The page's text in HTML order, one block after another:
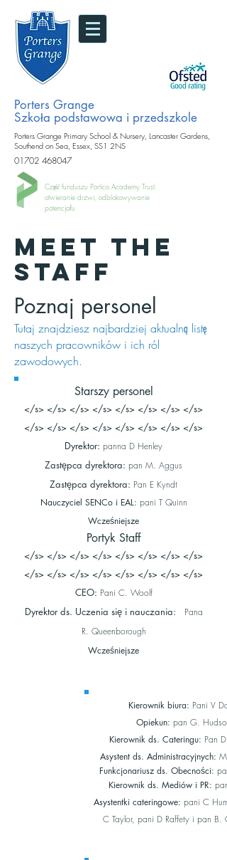
Porters Grange
Szkoła podstawowa i przedszkole
Porters Grange Primary School & Nursery, Lancaster Gardens,
Southend on Sea, Essex, SS1 2NS
01702 468047
Część funduszu Portico Academy Trust.
otwieranie drzwi, odblokowywanie
potencjału
MEET THE
STAFF
Poznaj personel
Tutaj znajdziesz najbardziej aktualną listę
naszych pracowników i ich ról
zawodowych.
Starszy personel
</s> </s> </s> </s> </s> </s> </s> </s>
</s> </s> </s> </s> </s> </s> </s> </s>
Dyrektor: panna D Henley
Zastępca dyrektora: pan M. Aggus
Zastępca dyrektora: Pan E Kyndt
Nauczyciel SENCo i EAL: pani T Quinn
Wcześniejsze
Portyk Staff
</s> </s> </s> </s> </s> </s> </s> </s>
</s> </s> </s> </s> </s> </s> </s> </s>
CEO: Pani C. Woolf
Dyrektor ds. Uczenia się i nauczania:
Pana
R. Queenborough
Wcześniejsze
Kierownik biura: Pani V
Opiekun: pan G. Hudson
Kierownik ds. Cateringu: Pan
Asystent ds. Administracyjnych:
Funkcjonariusz ds. Obecności:
Kierownik ds. Mediów i PR:
Asystentki cateringowe: pani C
C Taylor, pani D Raffety i pan B.